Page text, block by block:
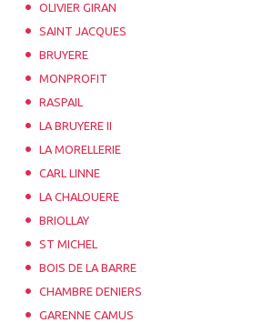
OLIVIER GIRAN
SAINT JACQUES
BRUYERE
MONPROFIT
RASPAIL
LA BRUYERE II
LA MORELLERIE
CARL LINNE
LA CHALOUERE
BRIOLLAY
ST MICHEL
BOIS DE LA BARRE
CHAMBRE DENIERS
GARENNE CAMUS